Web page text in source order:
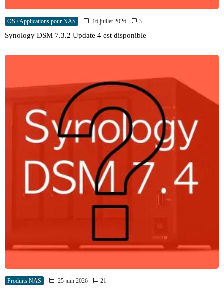
OS / Applications pour NAS 16 juillet 2026 3
Synology DSM 7.3.2 Update 4 est disponible
Produits NAS 25 juin 2026 21